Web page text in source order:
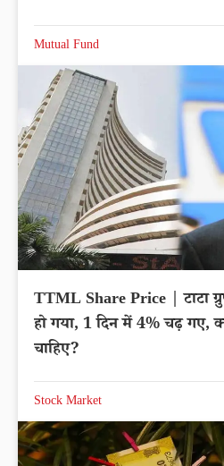
Mutual Fund
TTML Share Price | टाटा
हो गया, 1 दिन में 4% चढ़ गए,
चाहिए?
Stock Market